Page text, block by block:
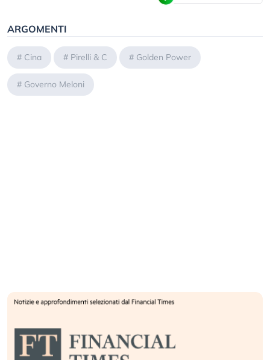
ARGOMENTI
# Cina # Pirelli & C # Golden Power
# Governo Meloni